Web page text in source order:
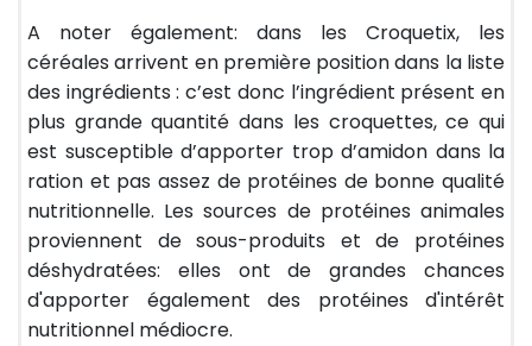
A noter également: dans les Croquetix, les
céréales arrivent en première position dans la liste
des ingrédients : c’est donc l’ingrédient présent en
plus grande quantité dans les croquettes, ce qui
est susceptible d’apporter trop d’amidon dans la
ration et pas assez de protéines de bonne qualité
nutritionnelle. Les sources de protéines animales
proviennent de sous-produits et de protéines
déshydratées: elles ont de grandes chances
d'apporter également des protéines d'intérêt
nutritionnel médiocre.